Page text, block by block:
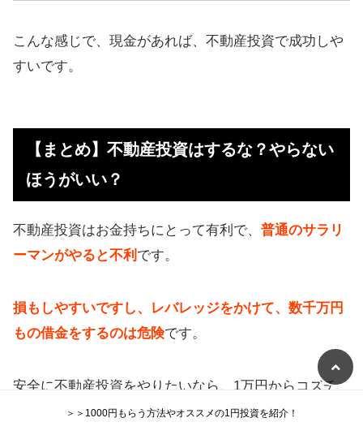
こんな感じで、現金があれば、不動産投資で成功しや
すいです。
【まとめ】不動産投資はするな？やらない
ほうがいい？
不動産投資はお金持ちにとって有利で、 普通のサラリ
ーマンがやると不利 です。
損もしやすいですし、レバレッジをかけて、数千万円
もの借金をするのは危険です。
安全に不動産投資をやりたいなら、1万円からコズチ
で始めるのがおすすめです。
＞＞1000円もらう方法やオススメの1円投資を紹介！